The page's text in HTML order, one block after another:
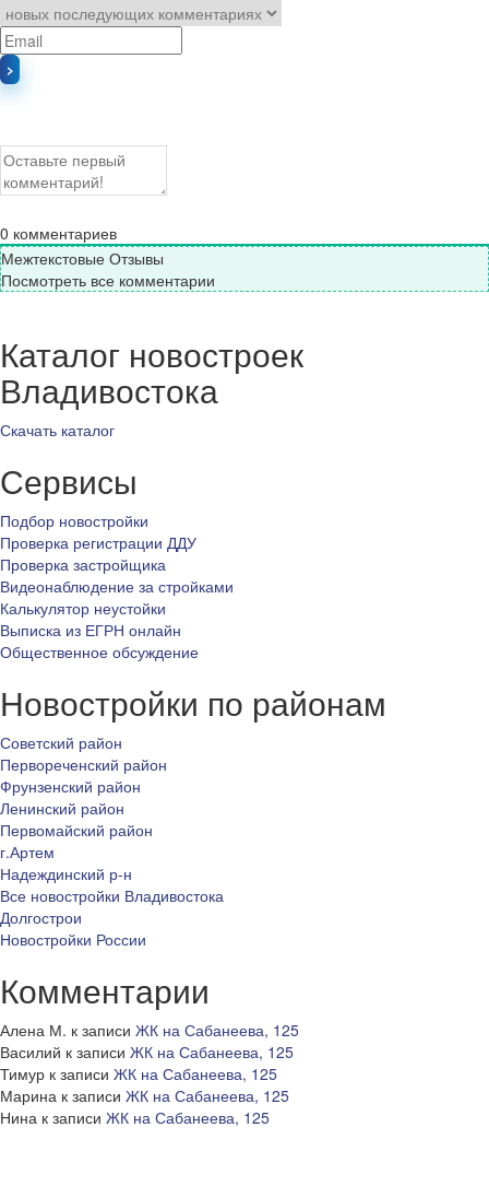
0 комментариев
Межтекстовые Отзывы
Посмотреть все комментарии
Каталог новостроек
Владивостока
Скачать каталог
Сервисы
Подбор новостройки
Проверка регистрации ДДУ
Проверка застройщика
Видеонаблюдение за стройками
Калькулятор неустойки
Выписка из ЕГРН онлайн
Общественное обсуждение
Новостройки по районам
Советский район
Первореченский район
Фрунзенский район
Ленинский район
Первомайский район
г.Артем
Надеждинский р-н
Все новостройки Владивостока
Долгострои
Новостройки России
Комментарии
Алена М. к записи ЖК на Сабанеева, 125
Василий к записи ЖК на Сабанеева, 125
Тимур к записи ЖК на Сабанеева, 125
Марина к записи ЖК на Сабанеева, 125
Нина к записи ЖК на Сабанеева, 125